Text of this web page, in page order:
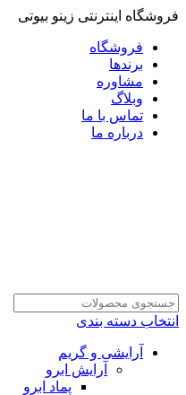
فروشگاه اینترنتی زینو بیوتی
فروشگاه
برندها
مشاوره
وبلاگ
تماس با ما
درباره ما
انتخاب دسته بندی
آرایشی و گریم
آرایش ابرو
پماد ابرو